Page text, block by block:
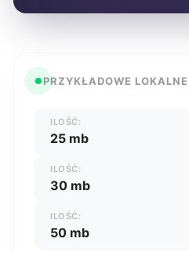
PRZYKŁADOWE
ILOŚĆ:
25 mb
ILOŚĆ:
30 mb
ILOŚĆ:
50 mb